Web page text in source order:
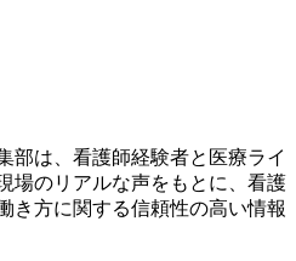
部は、看護師経験者と医療ライ
場のリアルな声をもとに、看護
き方に関する信頼性の高い情報